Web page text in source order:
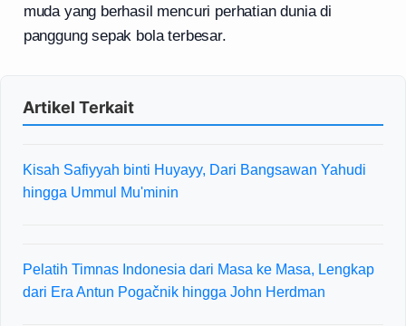
muda yang berhasil mencuri perhatian dunia di
panggung sepak bola terbesar.
Artikel Terkait
Kisah Safiyyah binti Huyayy, Dari Bangsawan Yahudi
hingga Ummul Mu'minin
Pelatih Timnas Indonesia dari Masa ke Masa, Lengkap
dari Era Antun Pogačnik hingga John Herdman